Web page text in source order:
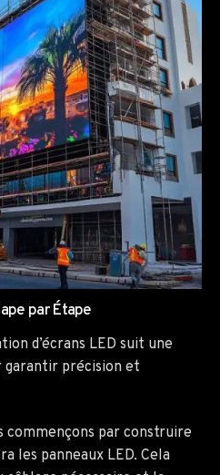
par Étape
d’écrans LED suit une
précision et
commençons par construire
les panneaux LED. Cela